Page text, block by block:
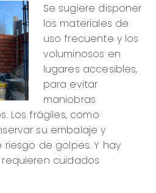
Se sugiere disponer
los materiales de
uso frecuente y los
voluminosos en
lugares accesibles,
para evitar
maniobras
Los frágiles, como
su embalaje y
de golpes. Y hay
cuidados